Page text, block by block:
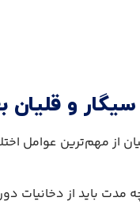
و قلیان
از مهم‌ترین عوامل
مدت باید از دخانیات